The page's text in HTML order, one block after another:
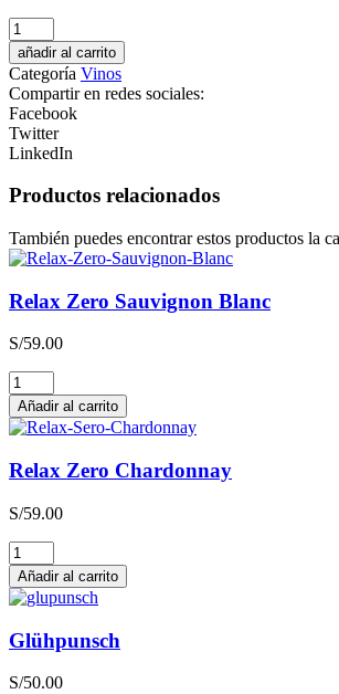
CONCIERE
GIN
Destilado
Americano
cantidad
añadir al carrito
Categoría Vinos
Compartir en redes sociales:
Facebook
Twitter
LinkedIn
Productos relacionados
También puedes encontrar estos productos la
Relax Zero Sauvignon Blanc
S/59.00
Relax
Zero
Sauvignon
Blanc
cantidad
Añadir al carrito
Relax Zero Chardonnay
S/59.00
Relax
Zero
Chardonnay
cantidad
Añadir al carrito
Glühpunsch
S/50.00